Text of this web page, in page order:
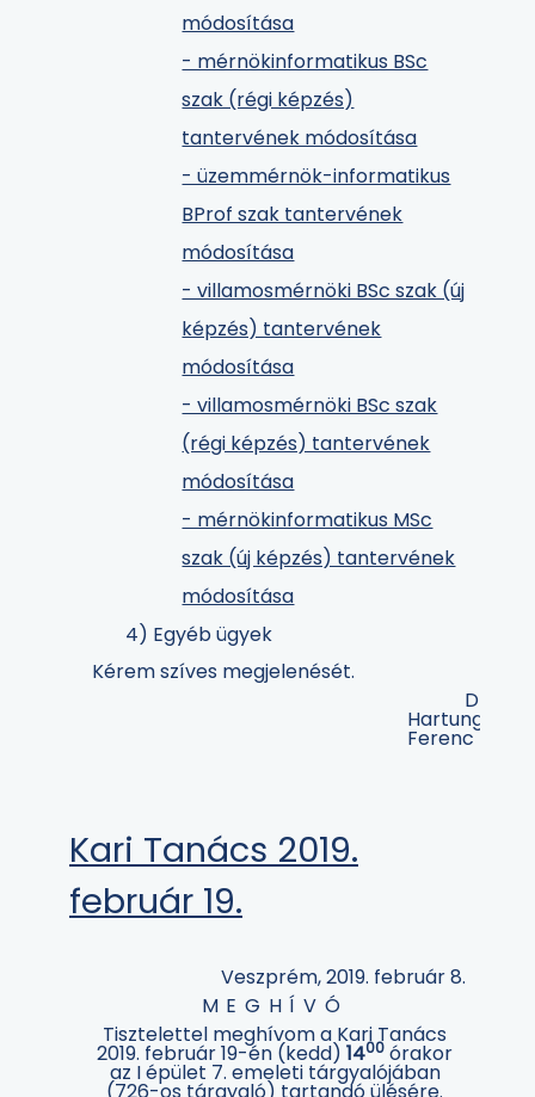
módosítása
- mérnökinformatikus BSc
szak (régi képzés)
tantervének módosítása
- üzemmérnök-informatikus
BProf szak tantervének
módosítása
- villamosmérnöki BSc szak (új
képzés) tantervének
módosítása
- villamosmérnöki BSc szak
(régi képzés) tantervének
módosítása
- mérnökinformatikus MSc
szak (új képzés) tantervének
módosítása
4) Egyéb ügyek
Kérem szíves megjelenését.
Dr.
Hartung
Ferenc
Kari Tanács 2019.
február 19.
Veszprém, 2019. február 8.
MEGHÍVÓ
Tisztelettel meghívom a Kari Tanács
2019. február 19-én (kedd) 1400 órakor
az I épület 7. emeleti tárgyalójában